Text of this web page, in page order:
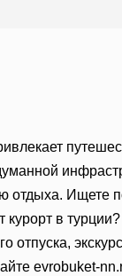
отдыха. Ищете
курорт в
отпуска,
evrobuket-